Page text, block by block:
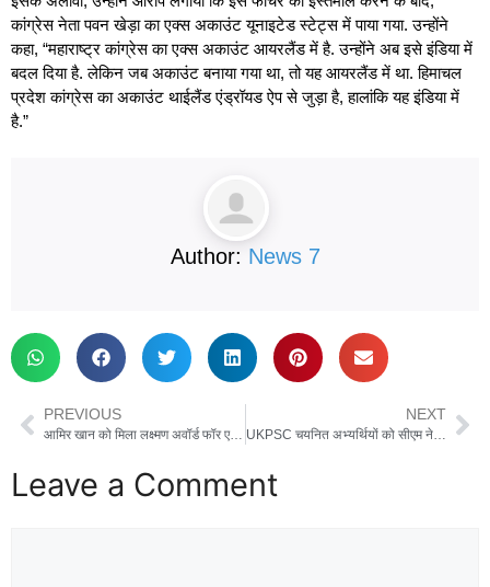
कांग्रेस नेता पवन खेड़ा का एक्स अकाउंट यूनाइटेड स्टेट्स में पाया गया. उन्होंने
कहा, “महाराष्ट्र कांग्रेस का एक्स अकाउंट आयरलैंड में है. उन्होंने अब इसे इंडिया में
बदल दिया है. लेकिन जब अकाउंट बनाया गया था, तो यह आयरलैंड में था. हिमाचल
प्रदेश कांग्रेस का अकाउंट थाईलैंड एंड्रॉयड ऐप से जुड़ा है, हालांकि यह इंडिया में
है.”
Author: News 7
PREVIOUS
आमिर खान को मिला लक्ष्मण अवॉर्ड फॉर एक्सीलेंस, इसे हासिल करने वाले पहले अभिनेता बने ‘मिस्टर परफेक्शनिस्ट’
NEXT
UKPSC चयनित अभ्यर्थियों को सीएम ने सौंपा नियुक्ति पत्र, कहा- 26 हजार से अधिक युवाओं को मिली नौकरी
Leave a Comment